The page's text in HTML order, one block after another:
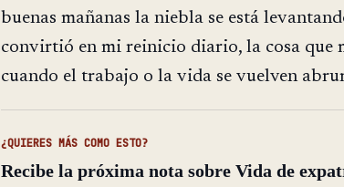
buenas mañanas la niebla se está
convirtió en mi reinicio diario, la cosa que
cuando el trabajo o la vida se vuelven
¿QUIERES MÁS COMO ESTO?
Recibe la próxima nota sobre Vida de